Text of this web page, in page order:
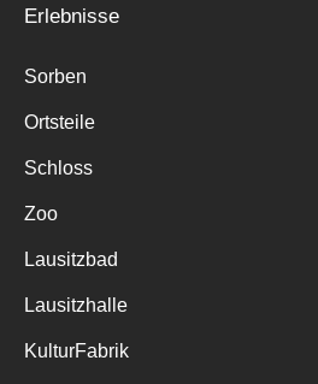
Erlebnisse
Sorben
Ortsteile
Schloss
Zoo
Lausitzbad
Lausitzhalle
KulturFabrik